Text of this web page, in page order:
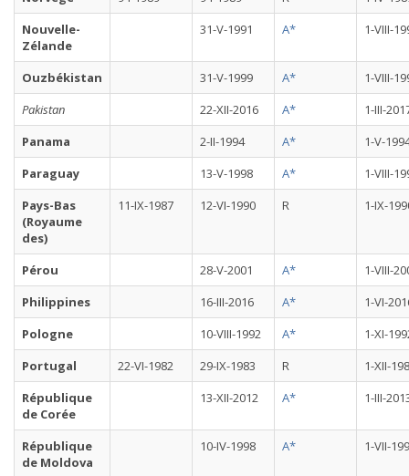
Nouvelle-
Zélande
31-V-1991 A* 1-VIII-
Ouzbékistan 31-V-1999 A*
1-VIII-
Pakistan
22-XII-2016 A*
1-III-
Panama
2-II-1994 A*
1-V-
Paraguay
13-V-1998 A*
1-VIII-
Pays-Bas
(Royaume
des)
11-IX-1987 12-VI-1990 R 1-IX-
Pérou 28-V-2001 A*
1-VIII-
Philippines
16-III-2016 A*
1-VI-
Pologne
10-VIII-1992 A*
1-XI-
Portugal
22-VI-1982 29-IX-1983 R
1-XII-
République
de Corée
13-XII-2012 A* 1-III-
République
de Moldova
10-IV-1998 A* 1-VII-